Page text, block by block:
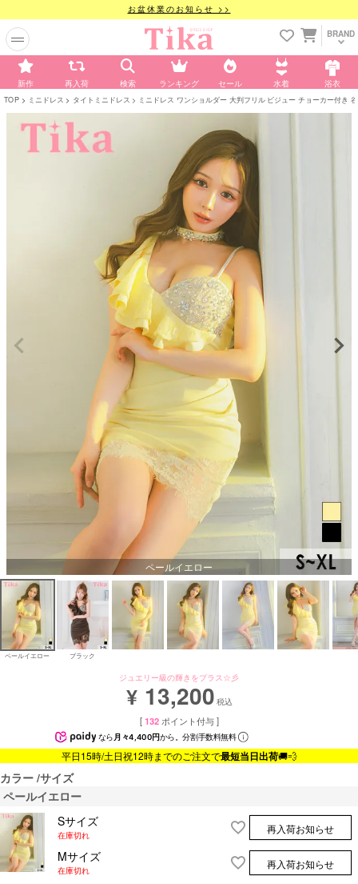
お盆休業のお知らせ >>
BRAND
新作 再入荷 検索 ランキング セール 水着 浴衣
TOP ミニドレス タイトミニドレス ミニドレス ワンショルダー 大判フリル ビジュー チョーカー付き
ペールイエロー
ペールイエロー ブラック
ジュエリー級の輝きをプラス☆彡
¥ 13,200 税込
[ 132 ポイント付与 ]
なら 月々4,400円から。分割手数料無料
平日15時/土日祝12時までのご注文で最短当日出荷🚚💨
カラー サイズ
ペールイエロー
Sサイズ
在庫切れ
再入荷お知らせ
Mサイズ
在庫切れ
再入荷お知らせ